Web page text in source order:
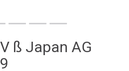
ß Japan AG